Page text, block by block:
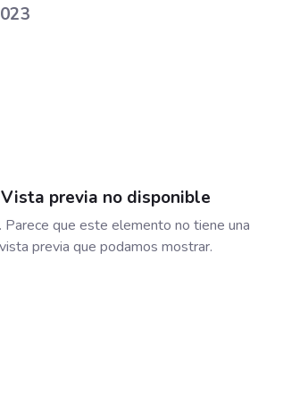
Vista previa no disponible
Parece que este elemento no tiene una
vista previa que podamos mostrar.